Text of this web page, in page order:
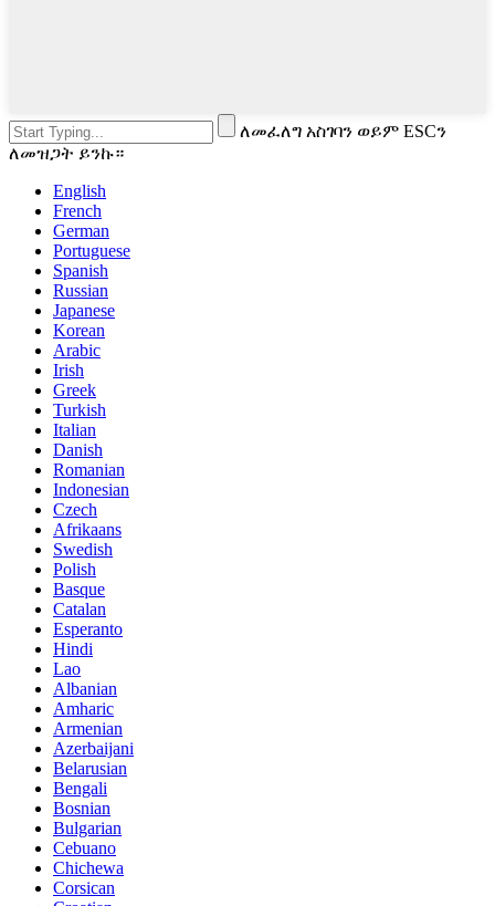
ለመፈለግ አስገባን ወይም ESCን
ለመዝጋት ይንኩ።
English
French
German
Portuguese
Spanish
Russian
Japanese
Korean
Arabic
Irish
Greek
Turkish
Italian
Danish
Romanian
Indonesian
Czech
Afrikaans
Swedish
Polish
Basque
Catalan
Esperanto
Hindi
Lao
Albanian
Amharic
Armenian
Azerbaijani
Belarusian
Bengali
Bosnian
Bulgarian
Cebuano
Chichewa
Corsican